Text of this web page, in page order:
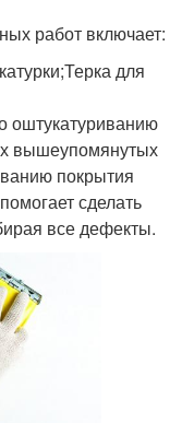
работ включает:
для
оштукатуриванию
вышеупомянутых
покрытия
сделать
все дефекты.